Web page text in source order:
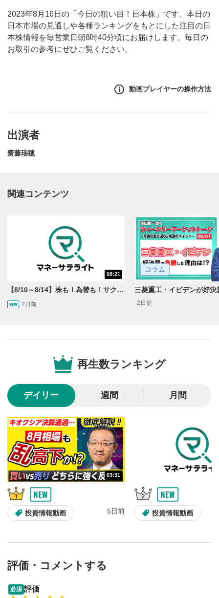
2023年8月16日の「今日の狙い目！日本株」です。本日の
日本市場の見通しや各種ランキングをもとにした注目の日
本株情報を毎営業日朝8時40分頃にお届けします。毎日の
お取引の参考にぜひご覧ください。
動画プレイヤーの操作方法
動画再生エリア
動画再生エリアをクリックすると、動画を再生または
一時停止します。
2
再生/一時停止
動画を再生または一時停止します。
10秒戻し/10秒送り
10秒、動画を巻き戻し/早送りします。
シークバー
再生位置を示しています。再生したい位置をクリック
するとその位置から動画が再生されます。
6
画質/再生速度の設定
画質の選択/再生速度の変更ができます。
7
音量調整
スライダーを上下すると音量が調整できます。
8
全画面表示
出演者
齋藤瑞穂
関連コンテンツ
08:21
【8/10～8/14】株も！為替も！サクッと！来週のマーケット見通し＜Next View＞
2日前
コラム
2日前
再生数ランキング
デイリー 週間 月間
03:31
投資情報動画 5日前 投資情報動画
評価・コメントする
必須 評価